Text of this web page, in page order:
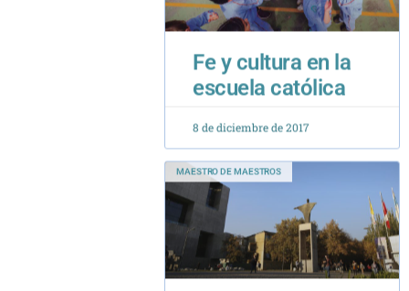
Fe y cultura en la
escuela católica
8 de diciembre de 2017
MAESTRO DE MAESTROS
Maestro de